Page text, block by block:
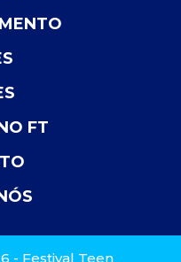
FT
- Festival Teen